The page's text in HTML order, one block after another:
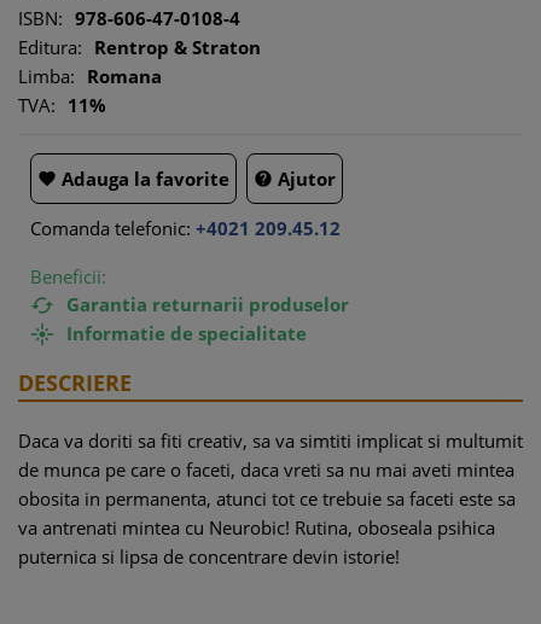
ISBN: 978-606-47-0108-4
Editura: Rentrop & Straton
Limba: Romana
TVA: 11%
 Adauga la favorite  Ajutor
Comanda telefonic: +4021 209.45.12
Beneficii:
 Garantia returnarii produselor
 Informatie de specialitate
DESCRIERE
Daca va doriti sa fiti creativ, sa va simtiti implicat si multumit
de munca pe care o faceti, daca vreti sa nu mai aveti mintea
obosita in permanenta, atunci tot ce trebuie sa faceti este sa
va antrenati mintea cu Neurobic! Rutina, oboseala psihica
puternica si lipsa de concentrare devin istorie!